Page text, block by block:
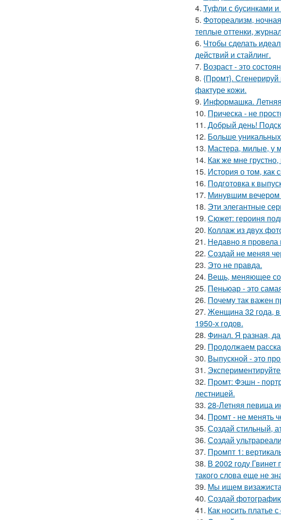
4. Туфли с бусинками
5. Фотореализм,
теплые оттенки,
6. Чтобы сделать
действий и стайлинг.
7. Возраст - это
8. {Промт}.
фактуре кожи.
9. Информашка. Летняя
10. Прическа - не
11. Добрый день!
12. Больше
13. Мастера, милые, у
14. Как же мне
15. История о том, как
16. Подготовка к
17. Минувшим вечером
18. Эти элегантные
19. Сюжет: героиня
20. Коллаж из двух
21. Недавно я
22. Создай не меняя
23. Это не правда.
24. Вещь, меняющее
25. Пеньюар - это
26. Почему так важен
27. Женщина 32 года, в
1950-х годов.
28. Финал. Я разная,
29. Продолжаем
30. Выпускной - это
31.
32. Промт: Фэшн -
лестницей.
33. 28-Летняя певица
34. Промт - не менять
35. Создай стильный,
36. Создай
37. Промпт 1:
38. В 2002 году Гвинет
такого слова еще не
39. Мы ищем
40. Создай
41. Как носить платье